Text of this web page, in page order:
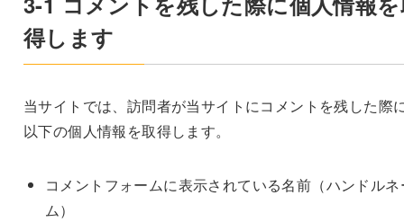
得します
当サイトでは、訪問者が当サイトにコメントを残した際
以下の個人情報を取得します。
コメントフォームに表示されている名前（ハンドルネ
ム）